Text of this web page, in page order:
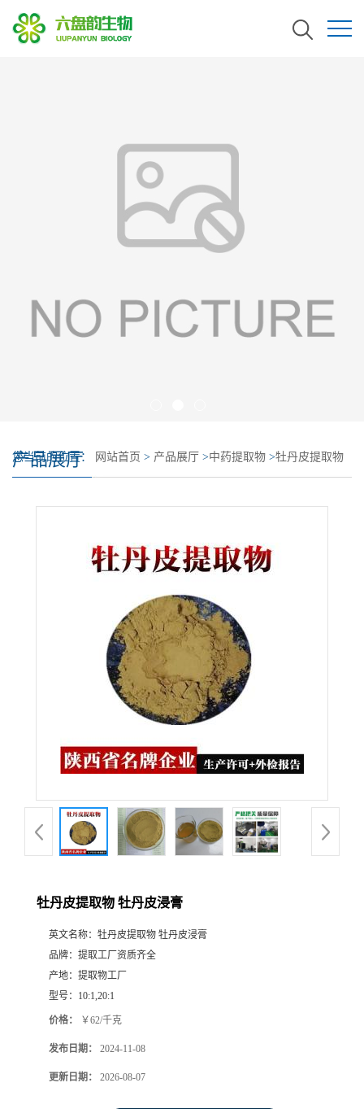
产品展厅
您当前的位置： 网站首页 > 产品展厅 >中药提取物 >牡丹皮提取物
牡丹皮提取物 牡丹皮浸膏
英文名称： 牡丹皮提取物 牡丹皮浸膏
品牌： 提取工厂资质齐全
产地： 提取物工厂
型号： 10:1,20:1
价格： ￥62/千克
发布日期： 2024-11-08
更新日期： 2026-08-07